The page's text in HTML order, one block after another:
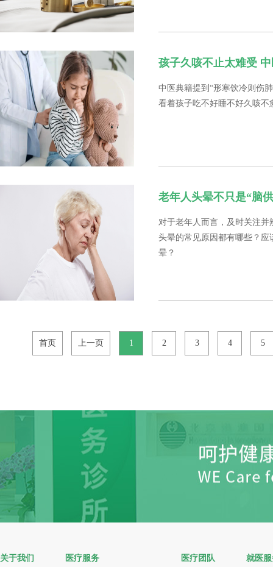
孩子久咳不止太难受
中医典籍提到“形寒饮冷则伤
看着孩子吃不好睡不好久咳
老年人头晕不只是“脑
对于老年人而言，及时关注
头晕的常见原因都有哪些？
晕？
首页 上一页 1 2 3 4 5
关于我们 医疗服务 医疗团队 就医